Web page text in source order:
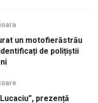
un motofierăstrău
de polițiștii
prezență